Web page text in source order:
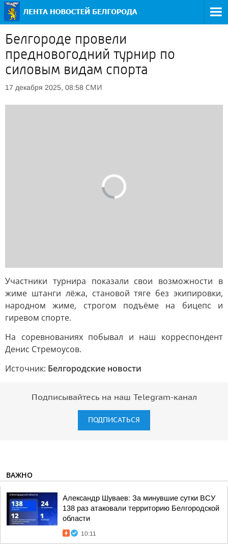
Белгороде провели
предновогодний турнир по
силовым видам спорта
17 декабря 2025, 08:58 СМИ
Участники турнира показали свои возможности в
жиме штанги лёжа, становой тяге без экипировки,
народном жиме, строгом подъёме на бицепс и
гиревом спорте.
На соревнованиях побывал и наш корреспондент
Денис Стремоусов.
Источник: Белгородские новости
Подписывайтесь на наш Telegram-канал
ПОДПИСАТЬСЯ
ВАЖНО
Александр Шуваев: За минувшие сутки ВСУ
138 раз атаковали территорию Белгородской
области
10:11